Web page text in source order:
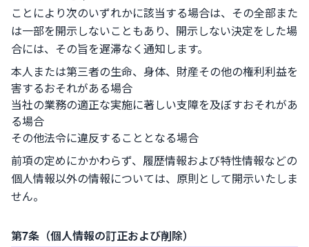
ことにより次のいずれかに該当する場合は、その全部また
は一部を開示しないこともあり、開示しない決定をした場
合には、その旨を遅滞なく通知します。
本人または第三者の生命、身体、財産その他の権利利益を
害するおそれがある場合
当社の業務の適正な実施に著しい支障を及ぼすおそれがあ
る場合
その他法令に違反することとなる場合
前項の定めにかかわらず、履歴情報および特性情報などの
個人情報以外の情報については、原則として開示いたしま
せん。
第7条（個人情報の訂正および削除）